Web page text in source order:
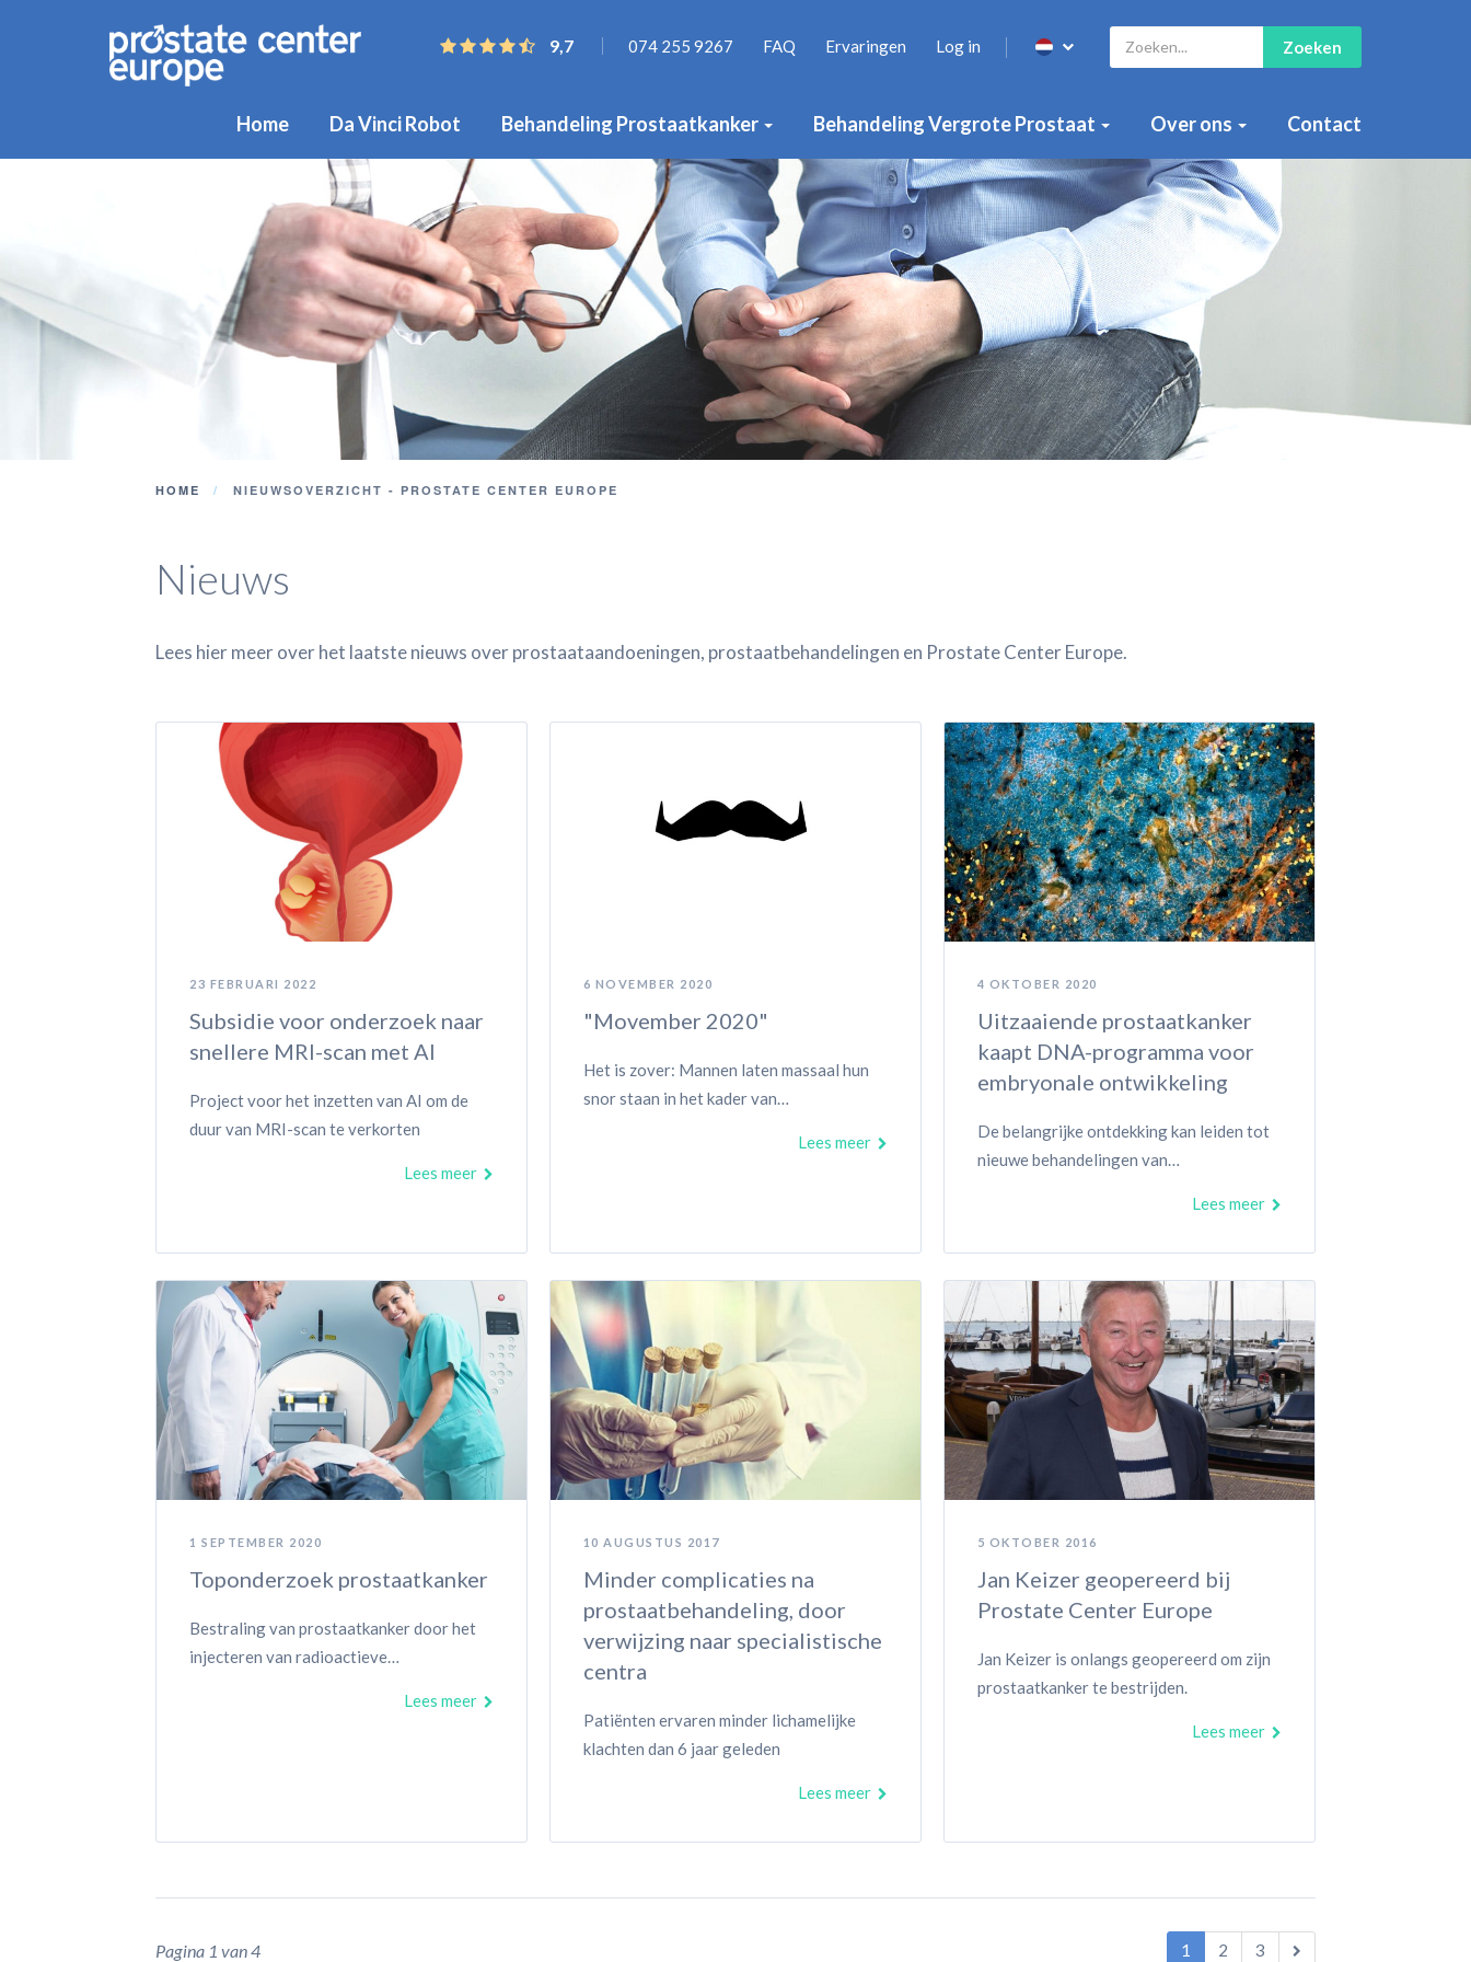
9,7 074 255 9267 FAQ Ervaringen Log in Zoeken
Home Da Vinci Robot Behandeling Prostaatkanker Behandeling Vergrote Prostaat Over ons Contact
HOME NIEUWSOVERZICHT - PROSTATE CENTER EUROPE
Nieuws
Lees hier meer over het laatste nieuws over prostaataandoeningen, prostaatbehandelingen en Prostate Center Europe.
23 FEBRUARI 2022
Subsidie voor onderzoek naar
snellere MRI-scan met AI
Project voor het inzetten van AI om de
duur van MRI-scan te verkorten
Lees meer
6 NOVEMBER 2020
"Movember 2020"
Het is zover: Mannen laten massaal hun
snor staan in het kader van…
Lees meer
4 OKTOBER 2020
Uitzaaiende prostaatkanker
kaapt DNA-programma voor
embryonale ontwikkeling
De belangrijke ontdekking kan leiden tot
nieuwe behandelingen van…
Lees meer
1 SEPTEMBER 2020
Toponderzoek prostaatkanker
Bestraling van prostaatkanker door het
injecteren van radioactieve…
Lees meer
10 AUGUSTUS 2017
Minder complicaties na
prostaatbehandeling, door
verwijzing naar specialistische
centra
Patiënten ervaren minder lichamelijke
klachten dan 6 jaar geleden
Lees meer
5 OKTOBER 2016
Jan Keizer geopereerd bij
Prostate Center Europe
Jan Keizer is onlangs geopereerd om zijn
prostaatkanker te bestrijden.
Lees meer
Pagina 1 van 4 1 2 3